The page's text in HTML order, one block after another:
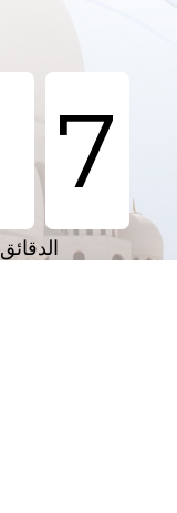
7
الدقائق